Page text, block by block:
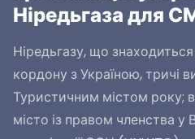
Ніредьгаза для
Ніредьгазу, що
кордону з Україною, тричі
Туристичним містом року;
місто із правом членства у